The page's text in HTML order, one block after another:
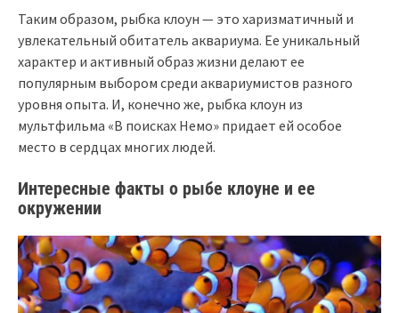
Таким образом, рыбка клоун — это харизматичный и
увлекательный обитатель аквариума. Ее уникальный
характер и активный образ жизни делают ее
популярным выбором среди аквариумистов разного
уровня опыта. И, конечно же, рыбка клоун из
мультфильма «В поисках Немо» придает ей особое
место в сердцах многих людей.
Интересные факты о рыбе клоуне и ее
окружении